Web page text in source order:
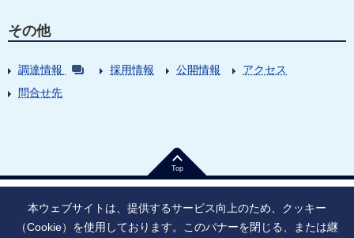
その他
調達情報 採用情報 公開情報
アクセス
問合せ先
Top
本ウェブサイトは、提供するサービス向上のため、クッキー
（Cookie）を使用しております。このバナーを閉じる、または継